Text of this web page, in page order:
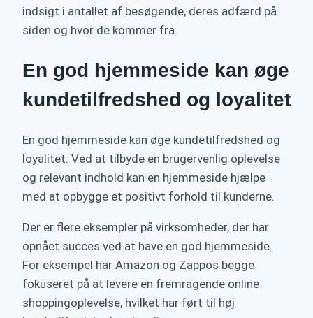
indsigt i antallet af besøgende, deres adfærd på
siden og hvor de kommer fra.
En god hjemmeside kan øge
kundetilfredshed og loyalitet
En god hjemmeside kan øge kundetilfredshed og
loyalitet. Ved at tilbyde en brugervenlig oplevelse
og relevant indhold kan en hjemmeside hjælpe
med at opbygge et positivt forhold til kunderne.
Der er flere eksempler på virksomheder, der har
opnået succes ved at have en god hjemmeside.
For eksempel har Amazon og Zappos begge
fokuseret på at levere en fremragende online
shoppingoplevelse, hvilket har ført til høj